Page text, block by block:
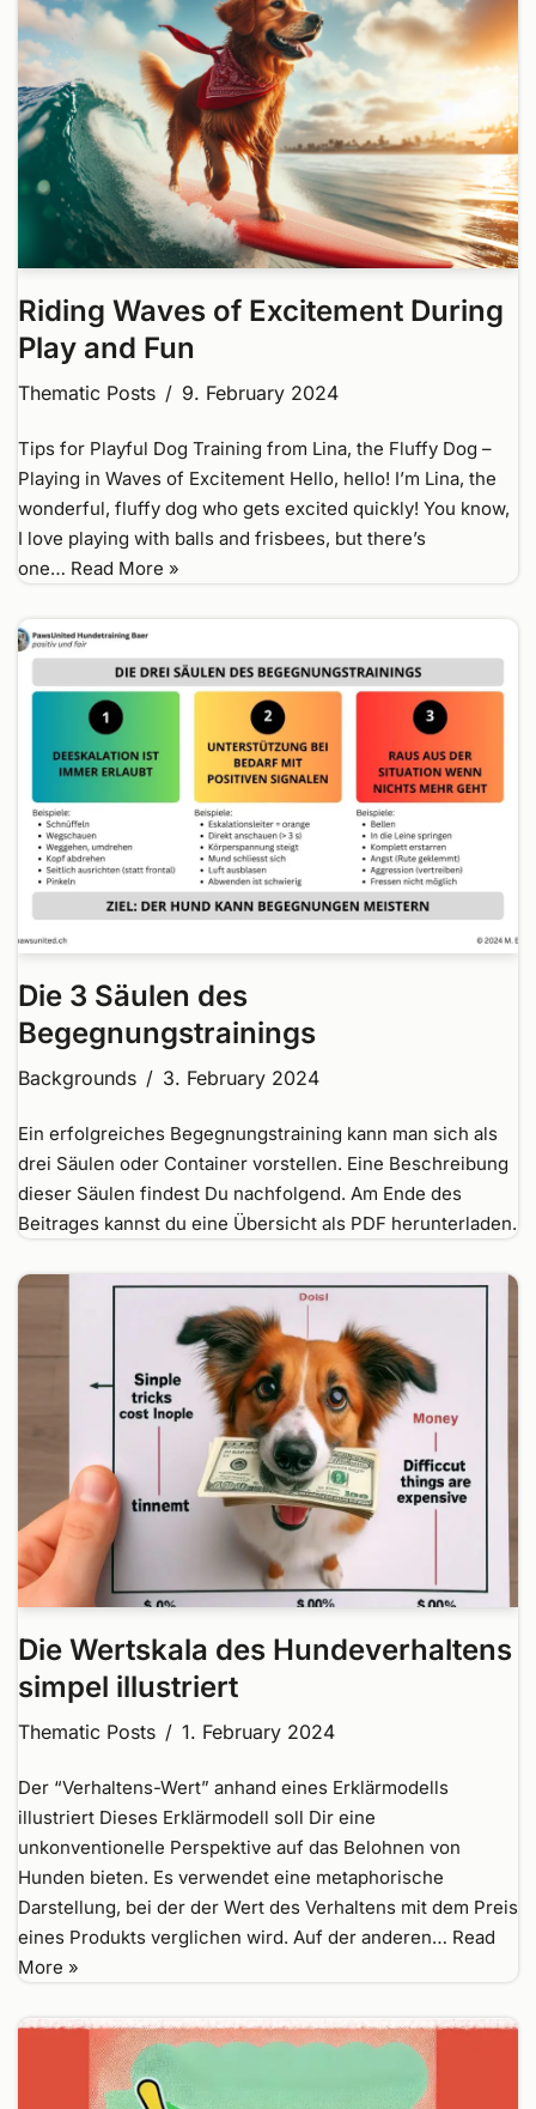
Riding Waves of Excitement During
Play and Fun
Thematic Posts 9. February 2024
Tips for Playful Dog Training from Lina, the Fluffy Dog –
Playing in Waves of Excitement Hello, hello! I’m Lina, the
wonderful, fluffy dog who gets excited quickly! You know,
I love playing with balls and frisbees, but there’s
one… Read More »
Die 3 Säulen des
Begegnungstrainings
Backgrounds 3. February 2024
Ein erfolgreiches Begegnungstraining kann man sich als
drei Säulen oder Container vorstellen. Eine Beschreibung
dieser Säulen findest Du nachfolgend. Am Ende des
Beitrages kannst du eine Übersicht als PDF herunterladen.
Die Wertskala des Hundeverhaltens
simpel illustriert
Thematic Posts 1. February 2024
Der “Verhaltens-Wert” anhand eines Erklärmodells
illustriert Dieses Erklärmodell soll Dir eine
unkonventionelle Perspektive auf das Belohnen von
Hunden bieten. Es verwendet eine metaphorische
Darstellung, bei der der Wert des Verhaltens mit dem Preis
eines Produkts verglichen wird. Auf der anderen… Read
More »